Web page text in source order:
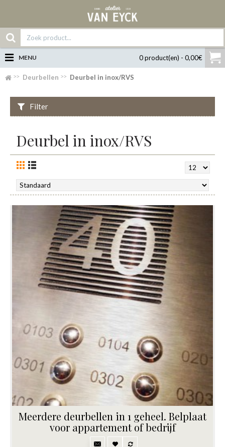
0 product(en) - 0,00€
MENU
Deurbellen Deurbel in inox/RVS
Filter
Deurbel in inox/RVS
Meerdere deurbellen in 1 geheel. Belplaat
voor appartement of bedrijf